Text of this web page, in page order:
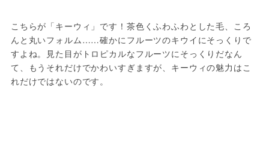
こちらが「キーウィ」です！茶色くふわふわとした毛、ころ
んと丸いフォルム……確かにフルーツのキウイにそっくりで
すよね。見た目がトロピカルなフルーツにそっくりだなん
て、もうそれだけでかわいすぎますが、キーウィの魅力はこ
れだけではないのです。